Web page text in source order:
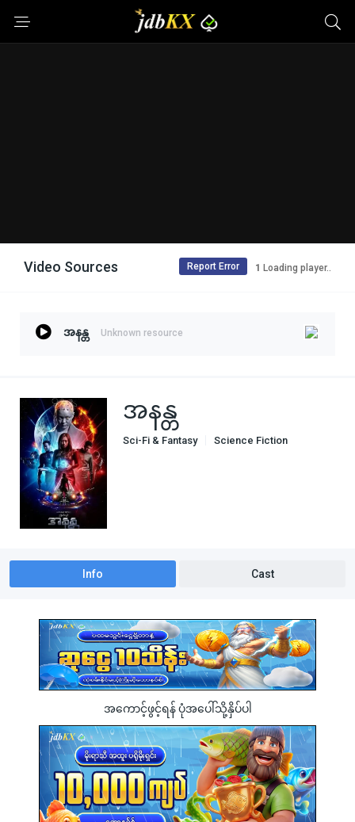
Video Sources Loading player..
Report Error
အနန္တ Unknown resource
အနန္တ
Sci-Fi & Fantasy Science Fiction
Info Cast
အကောင့်ဖွင့်ရန် ပုံအပေါ်သို့နှိပ်ပါ